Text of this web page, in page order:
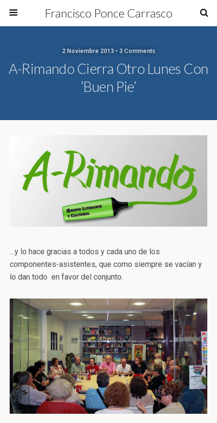
Francisco Ponce Carrasco
2 Noviembre 2013 • 3 Comments
A-Rimando Cierra Otro Lunes Con
‘buen Pie’
…y lo hace gracias a todos y cada uno de los
componentes-asistentes, que como siempre se vacían y
lo dan todo en favor del conjunto.